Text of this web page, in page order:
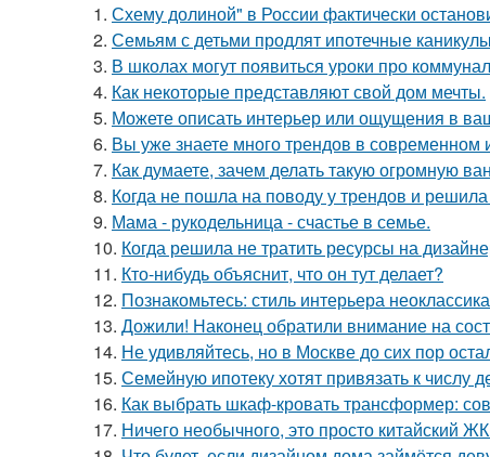
1. Схему долиной" в России фактически
2. Семьям с детьми продлят ипотечные
3. В школах могут появиться уроки про
4. Как некоторые представляют свой дом мечты.
5. Можете описать интерьер или ощущения в
6. Вы уже знаете много трендов в современном
7. Как думаете, зачем делать такую огромную
8. Когда не пошла на поводу у трендов и
9. Мама - рукодельница - счастье в семье.
10. Когда решила не тратить ресурсы на
11. Кто-нибудь объяснит, что он тут делает?
12. Познакомьтесь: стиль интерьера
13. Дожили! Наконец обратили внимание на
14. Не удивляйтесь, но в Москве до сих пор
15. Семейную ипотеку хотят привязать к числу
16. Как выбрать шкаф-кровать трансформер:
17. Ничего необычного, это просто китайский